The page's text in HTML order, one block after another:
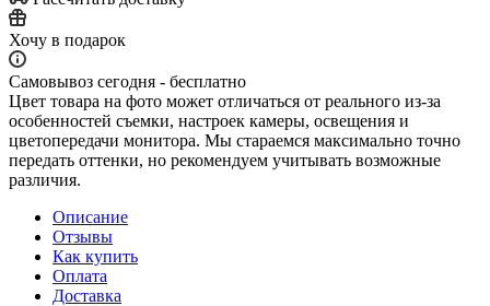
Хочу в подарок
Самовывоз сегодня - бесплатно
Цвет товара на фото может отличаться от реального из-за
особенностей съемки, настроек камеры, освещения и
цветопередачи монитора. Мы стараемся максимально точно
передать оттенки, но рекомендуем учитывать возможные
различия.
Описание
Отзывы
Как купить
Оплата
Доставка